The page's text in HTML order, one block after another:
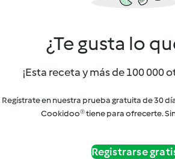
¿Te gusta lo
¡Esta receta y más de 100 000
Regístrate en nuestra prueba gratuita de 30
Cookidoo® tiene para ofrecerte.
Registrarse